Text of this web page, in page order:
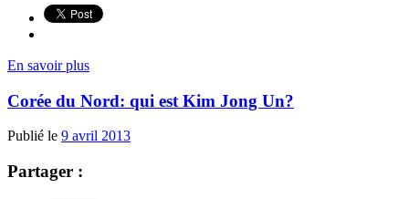
En savoir plus
Corée du Nord: qui est Kim Jong Un?
Publié le 9 avril 2013
Partager :